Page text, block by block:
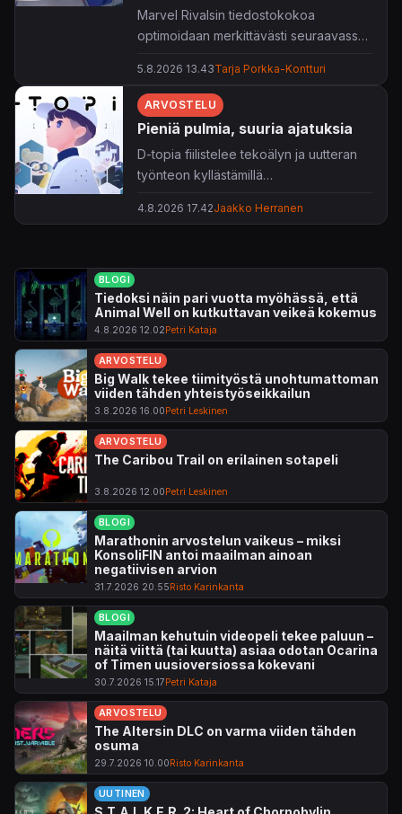
Marvel Rivalsin tiedostokokoa
optimoidaan merkittävästi seuraavassa
5.8.2026 13.43Tarja Porkka-Kontturi
ARVOSTELU
Pieniä pulmia, suuria ajatuksia
D-topia fiilistelee tekoälyn ja uutteran
työnteon kyllästämillä
pelaamiseen riittävät rento fiilis ja hyvät
4.8.2026 17.42Jaakko Herranen
BLOGI
Tiedoksi näin pari vuotta myöhässä, että
Animal Well on kutkuttavan veikeä kokemus
4.8.2026 12.02 Petri Kataja
ARVOSTELU
Big Walk tekee tiimityöstä unohtumattoman
viiden tähden yhteistyöseikkailun
3.8.2026 16.00 Petri Leskinen
ARVOSTELU
The Caribou Trail on erilainen sotapeli
3.8.2026 12.00 Petri Leskinen
BLOGI
Marathonin arvostelun vaikeus – miksi
KonsoliFIN antoi maailman ainoan
negatiivisen arvion
31.7.2026 20.55 Risto Karinkanta
BLOGI
Maailman kehutuin videopeli tekee paluun –
näitä viittä (tai kuutta) asiaa odotan Ocarina
of Timen uusioversiossa kokevani
30.7.2026 15.17 Petri Kataja
ARVOSTELU
The Altersin DLC on varma viiden tähden
osuma
29.7.2026 10.00 Risto Karinkanta
UUTINEN